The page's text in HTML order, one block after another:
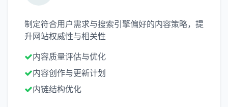
制定符合用户需求与搜索引擎偏好的内容策略，提
升网站权威性与相关性
内容质量评估与优化
内容创作与更新计划
内链结构优化